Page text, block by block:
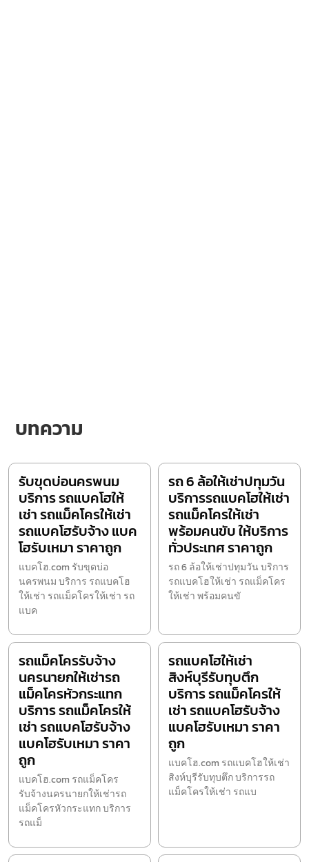
บทความ
รับขุดบ่อนครพนม
บริการ รถแบคโฮให้
เช่า รถแม็คโครให้เช่า
รถแบคโฮรับจ้าง แบค
โฮรับเหมา ราคาถูก
แบคโฮ.com รับขุดบ่อ
นครพนม บริการ รถแบคโฮ
ให้เช่า รถแม็คโครให้เช่า รถ
แบค
รถ 6 ล้อให้เช่าปทุมวัน
บริการรถแบคโฮให้เช่า
รถแม็คโครให้เช่า
พร้อมคนขับ ให้บริการ
ทั่วประเทศ ราคาถูก
รถ 6 ล้อให้เช่าปทุมวัน บริการ
รถแบคโฮให้เช่า รถแม็คโคร
ให้เช่า พร้อมคนขั
รถแม็คโครรับจ้าง
นครนายกให้เช่ารถ
แม็คโครหัวกระแทก
บริการ รถแม็คโครให้
เช่า รถแบคโฮรับจ้าง
แบคโฮรับเหมา ราคา
ถูก
แบคโฮ.com รถแม็คโคร
รับจ้างนครนายกให้เช่ารถ
แม็คโครหัวกระแทก บริการ
รถแม็
รถแบคโฮให้เช่า
สิงห์บุรีรับทุบตึก
บริการ รถแม็คโครให้
เช่า รถแบคโฮรับจ้าง
แบคโฮรับเหมา ราคา
ถูก
แบคโฮ.com รถแบคโฮให้เช่า
สิงห์บุรีรับทุบตึก บริการรถ
แม็คโครให้เช่า รถแบ